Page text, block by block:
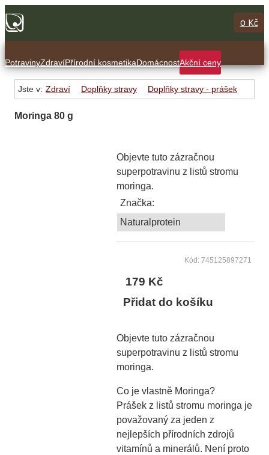
0 Kč
PotravinyZdravíPřírodní kosmetikaDomácnostAkční ceny
Jste v: Zdraví Doplňky stravy Doplňky stravy - prášek
Moringa 80 g
Objevte tuto zázračnou
superpotravinu z listů stromu
moringa.
Značka:
Naturalprotein
Kód: 745125897271
179 Kč
Přidat do košíku
Objevte tuto zázračnou
superpotravinu z listů stromu
moringa.
Co je vlastně Moringa?
Prášek z listů stromu moringa je
považovaný za jeden z
nejlepších přírodních zdrojů
vitamínů a minerálů. Není proto